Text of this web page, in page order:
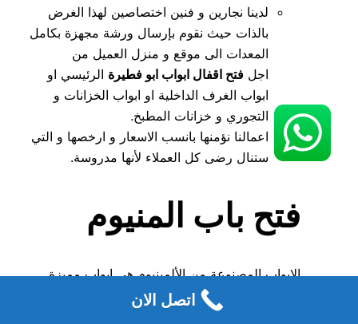
لدينا نجارين و فنين اختصاصين لهذا الغرض
بالذات حيث نقوم بإرسال ورشة مجهزة بكامل
المعدات الى موقع و منزل العميل من
اجل فتح اقفال ابواب ابو فطيرة الرئيسي او
ابواب الغرف الداخلية او ابواب الخزانات و
التجوري و خزانات المطبخ.
اعمالنا نؤمنها بانسب الاسعار و ارخصها و التي
ستنال رضى كل العملاء لأنها مدروسة.
فتح باب المنيوم
الابواب المصنوعة من الألمينيوم هي ابواب مميزة
بجمالها و دقة صناعتها لذا يجب الحرص بشكل كبير
عند اصلاحها او تغير القفل الخاص بها و هذا ما تعمل
اتصل الان